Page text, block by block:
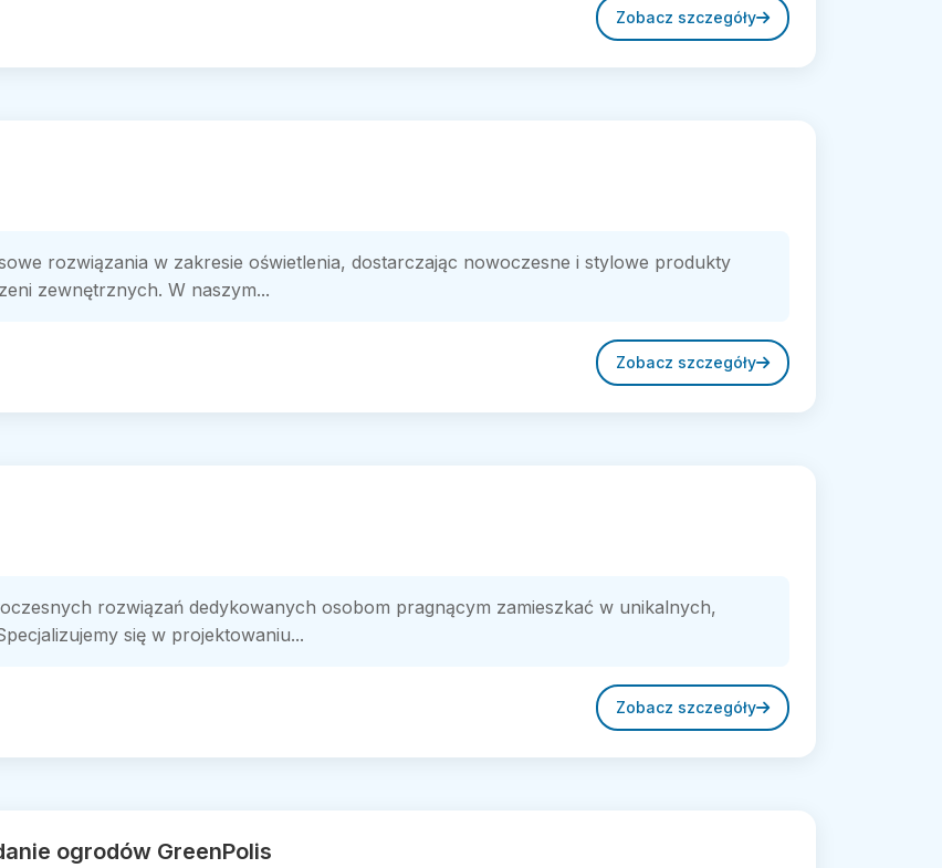
Zobacz szczegóły
rozwiązania w zakresie oświetlenia, dostarczając nowoczesne i stylowe produkty
zewnętrznych. W naszym...
Zobacz szczegóły
rozwiązań dedykowanych osobom pragnącym zamieszkać w unikalnych,
się w projektowaniu...
Zobacz szczegóły
ogrodów GreenPolis